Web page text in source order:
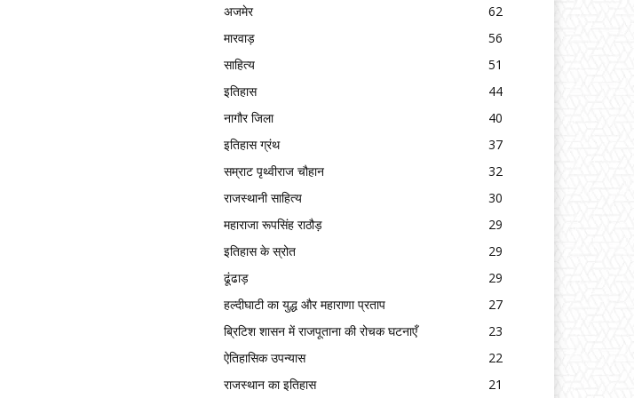
अजमेर
62
मारवाड़
56
साहित्य
51
इतिहास
44
नागौर जिला
40
इतिहास ग्रंथ
37
सम्राट पृथ्वीराज चौहान
32
राजस्थानी साहित्य
30
महाराजा रूपसिंह राठौड़
29
इतिहास के स्रोत
29
ढूंढाड़
29
हल्दीघाटी का युद्ध और महाराणा प्रताप
27
ब्रिटिश शासन में राजपूताना की रोचक घटनाएँ
23
ऐतिहासिक उपन्यास
22
राजस्थान का इतिहास
21